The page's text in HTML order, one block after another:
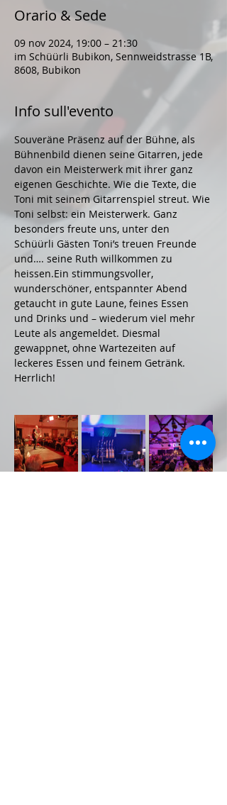
Orario & Sede
09 nov 2024, 19:00 – 21:30
im Schüürli Bubikon, Sennweidstrasse 1B,
8608, Bubikon
Info sull'evento
Souveräne Präsenz auf der Bühne, als
Bühnenbild dienen seine Gitarren, jede
davon ein Meisterwerk mit ihrer ganz
eigenen Geschichte. Wie die Texte, die
Toni mit seinem Gitarrenspiel streut. Wie
Toni selbst: ein Meisterwerk. Ganz
besonders freute uns, unter den
Schüürli Gästen Toni’s treuen Freunde
und…. seine Ruth willkommen zu
heissen.Ein stimmungsvoller,
wunderschöner, entspannter Abend
getaucht in gute Laune, feines Essen
und Drinks und – wiederum viel mehr
Leute als angemeldet. Diesmal
gewappnet, ohne Wartezeiten auf
leckeres Essen und feinem Getränk.
Herrlich!